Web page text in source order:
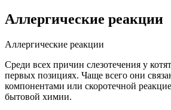
Аллергические реакции
Аллергические реакции
Среди всех причин слезотечения у
первых позициях. Чаще всего они
компонентами или скоротечной
бытовой химии.